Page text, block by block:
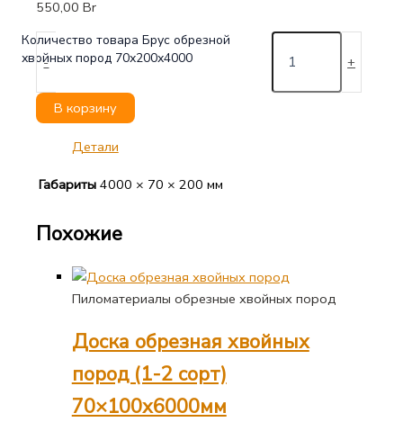
550,00 Br
-
Количество товара Брус обрезной
хвойных пород 70х200х4000
+
В корзину
Детали
Габариты 4000 × 70 × 200 мм
Похожие
Пиломатериалы обрезные хвойных пород
Доска обрезная хвойных
пород (1-2 сорт)
70×100х6000мм